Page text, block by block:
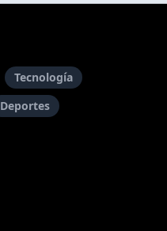
Tecnología
Deportes